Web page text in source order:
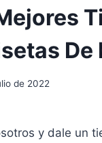
De
de 2022
y dale un